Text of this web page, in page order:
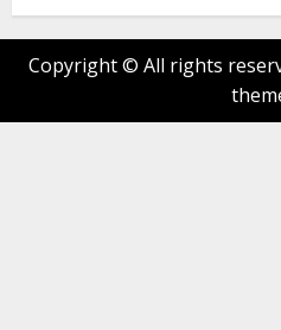
Copyright © All rights